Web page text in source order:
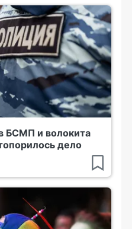
БСМП и волокита
дело